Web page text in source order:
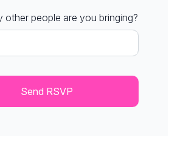
other people are you bringing?